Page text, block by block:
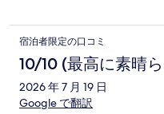
宿泊者限定の口コミ
10/10 (最高に素晴
2026 年 7 月 19 日
Google で翻訳